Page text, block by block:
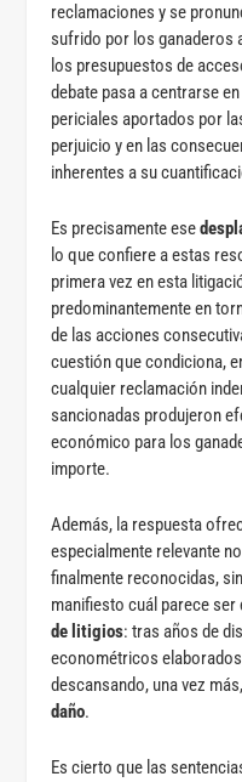
reclamaciones y se
sufrido por los ganaderos
los presupuestos de
debate pasa a centrarse
periciales aportados por
perjuicio y en las
inherentes a su
Es precisamente ese
lo que confiere a estas
primera vez en esta
predominantemente en
de las acciones
cuestión que condiciona,
cualquier reclamación
sancionadas produjeron
económico para los
importe.
Además, la respuesta
especialmente relevante
finalmente reconocidas,
manifiesto cuál parece
de litigios: tras años de
econométricos
descansando, una vez
daño.
Es cierto que las